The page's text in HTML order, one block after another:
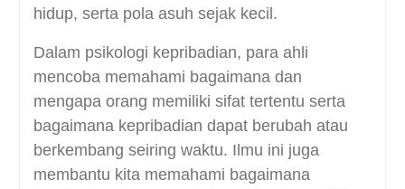
hidup, serta pola asuh sejak kecil.
Dalam psikologi kepribadian, para ahli
mencoba memahami bagaimana dan
mengapa orang memiliki sifat tertentu serta
bagaimana kepribadian dapat berubah atau
berkembang seiring waktu. Ilmu ini juga
membantu kita memahami bagaimana